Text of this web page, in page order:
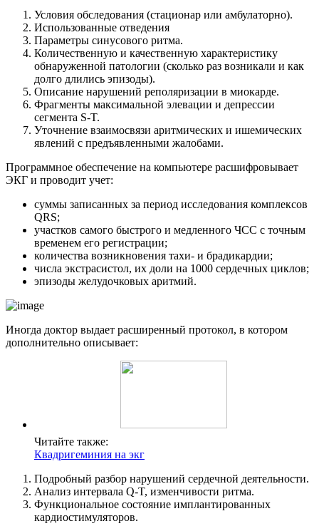
Условия обследования (стационар или амбулаторно).
Использованные отведения
Параметры синусового ритма.
Количественную и качественную характеристику
обнаруженной патологии (сколько раз возникали и как
долго длились эпизоды).
Описание нарушений реполяризации в миокарде.
Фрагменты максимальной элевации и депрессии
сегмента S-T.
Уточнение взаимосвязи аритмических и ишемических
явлений с предъявленными жалобами.
Программное обеспечение на компьютере расшифровывает
ЭКГ и проводит учет:
суммы записанных за период исследования комплексов
QRS;
участков самого быстрого и медленного ЧСС с точным
временем его регистрации;
количества возникновения тахи- и брадикардии;
числа экстрасистол, их доли на 1000 сердечных циклов;
эпизоды желудочковых аритмий.
Иногда доктор выдает расширенный протокол, в котором
дополнительно описывает:
Читайте также:
Квадригеминия на экг
Подробный разбор нарушений сердечной деятельности.
Анализ интервала Q-T, изменчивости ритма.
Функциональное состояние имплантированных
кардиостимуляторов.